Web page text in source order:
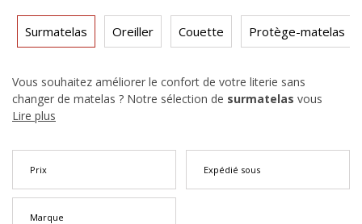
Surmatelas Oreiller Couette Protège-matelas
Vous souhaitez améliorer le confort de votre literie sans
changer de matelas ? Notre sélection de surmatelas vous
permet de transformer vos nuits en ajoutant une couche de
Lire plus
Prix Expédié sous
Marque